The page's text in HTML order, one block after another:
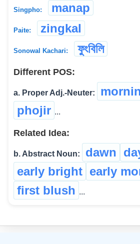
Singpho: manap
Paite: zingkal
Sonowal Kachari: ফুংবিলি
Different POS:
a. Proper Adj.-Neuter:
phojir ...
Related Idea:
b. Abstract Noun: dawn
early bright early
first blush ...